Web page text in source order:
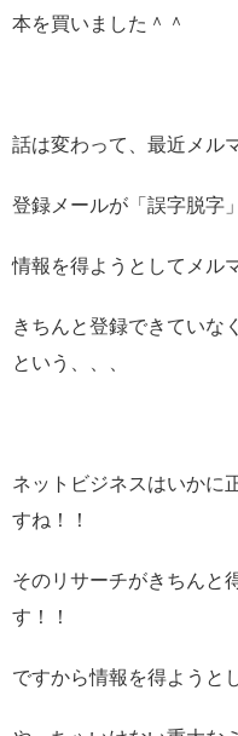
本を買いました＾＾
話は変わって、最近メル
登録メールが「誤字脱字
情報を得ようとしてメル
きちんと登録できていな
という、、、
ネットビジネスはいかに
すね！！
そのリサーチがきちんと
す！！
ですから情報を得ようと